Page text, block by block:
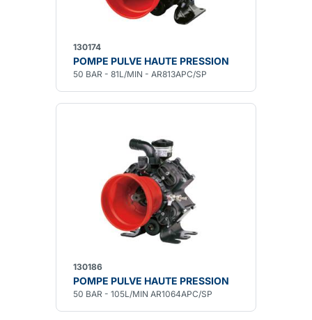
130174
POMPE PULVE HAUTE PRESSION
50 BAR - 81L/MIN - AR813APC/SP
130186
POMPE PULVE HAUTE PRESSION
50 BAR - 105L/MIN AR1064APC/SP